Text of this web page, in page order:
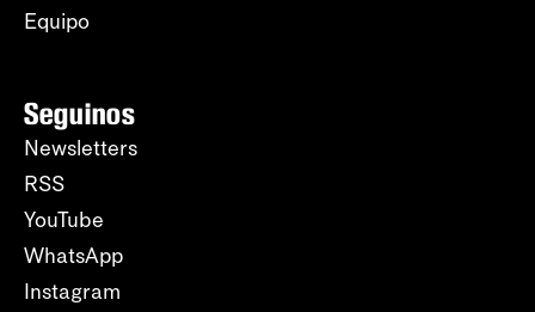
Equipo
Seguinos
Newsletters
RSS
YouTube
WhatsApp
Instagram